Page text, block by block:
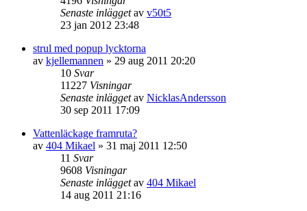
Senaste inläggetav v50t5
23 jan 2012 23:48
strul med popup lycktorna
av kjellemannen » 29 aug 2011 20:20
10 Svar
11227 Visningar
Senaste inläggetav NicklasAndersson
30 sep 2011 17:09
Vattenläckage framruta?
av 404 Mikael » 31 maj 2011 12:50
11 Svar
9608 Visningar
Senaste inläggetav 404 Mikael
14 aug 2011 21:16